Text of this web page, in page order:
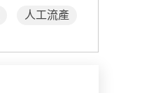
人工流產